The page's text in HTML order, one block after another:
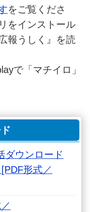
をご覧くださ
をインストール
報うしく』を読
で「マチイロ」
ダウンロード
形式／